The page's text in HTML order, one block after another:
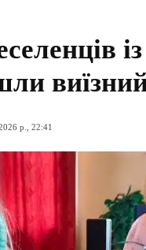
р., 22:41